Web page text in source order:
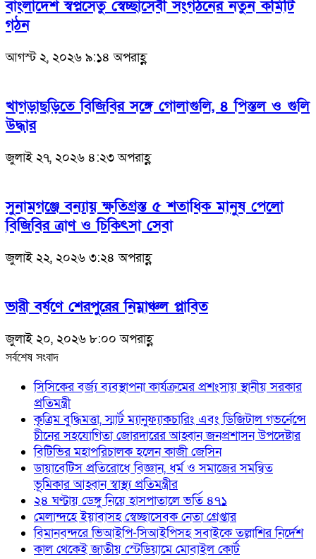
বাংলাদেশ স্বপ্নসেতু স্বেচ্ছাসেবী সংগঠনের নতুন কমিটি
গঠন
আগস্ট ২, ২০২৬ ৯:১৪ অপরাহ্ণ
খাগড়াছড়িতে বিজিবির সঙ্গে গোলাগুলি, ৪ পিস্তল ও গুলি
উদ্ধার
জুলাই ২৭, ২০২৬ ৪:২৩ অপরাহ্ণ
সুনামগঞ্জে বন্যায় ক্ষতিগ্রস্ত ৫ শতাধিক মানুষ পেলো
বিজিবির ত্রাণ ও চিকিৎসা সেবা
জুলাই ২২, ২০২৬ ৩:২৪ অপরাহ্ণ
ভারী বর্ষণে শেরপুরের নিম্নাঞ্চল প্লাবিত
জুলাই ২০, ২০২৬ ৮:০০ অপরাহ্ণ
সর্বশেষ সংবাদ
সিসিকের বর্জ্য ব্যবস্থাপনা কার্যক্রমের প্রশংসায় স্থানীয় সরকার
প্রতিমন্ত্রী
কৃত্রিম বুদ্ধিমত্তা, স্মার্ট ম্যানুফ্যাকচারিং এবং ডিজিটাল গভর্নেন্সে
চীনের সহযোগিতা জোরদারের আহ্বান জনপ্রশাসন উপদেষ্টার
বিটিভির মহাপরিচালক হলেন কাজী জেসিন
ডায়াবেটিস প্রতিরোধে বিজ্ঞান, ধর্ম ও সমাজের সমন্বিত
ভূমিকার আহ্বান স্বাস্থ্য প্রতিমন্ত্রীর
২৪ ঘণ্টায় ডেঙ্গু নিয়ে হাসপাতালে ভর্তি ৪৭১
মেলান্দহে ইয়াবাসহ স্বেচ্ছাসেবক নেতা গ্রেপ্তার
বিমানবন্দরে ভিআইপি-সিআইপিসহ সবাইকে তল্লাশির নির্দেশ
কাল থেকেই জাতীয় স্টেডিয়ামে মোবাইল কোর্ট